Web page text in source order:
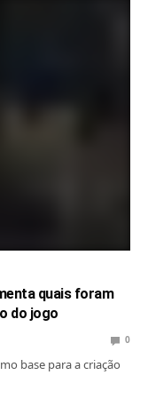
quais foram
do jogo
0
base para a criação